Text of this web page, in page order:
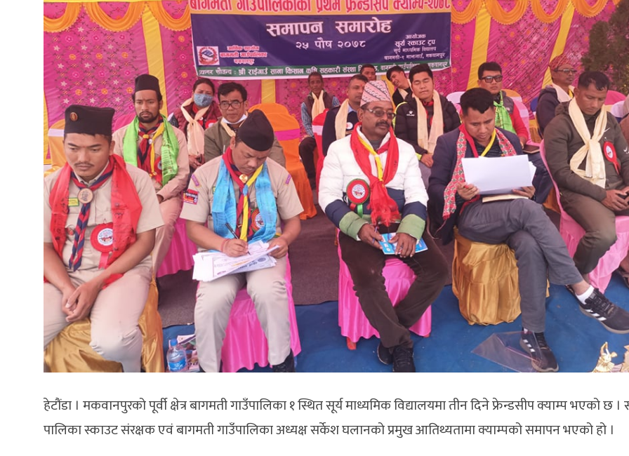
हेटौंडा । मकवानपुरको पूर्वी क्षेत्र बागमती गाउँपालिका १ स्थित सूर्य माध्यमिक विद्यालयमा तीन दिने फ्रेन्डसीप क्याम्प भएको छ ।
पालिका स्काउट संरक्षक एवं बागमती गाउँपालिका अध्यक्ष सर्केश घलानको प्रमुख आतिथ्यतामा क्याम्पको समापन भएको हो ।